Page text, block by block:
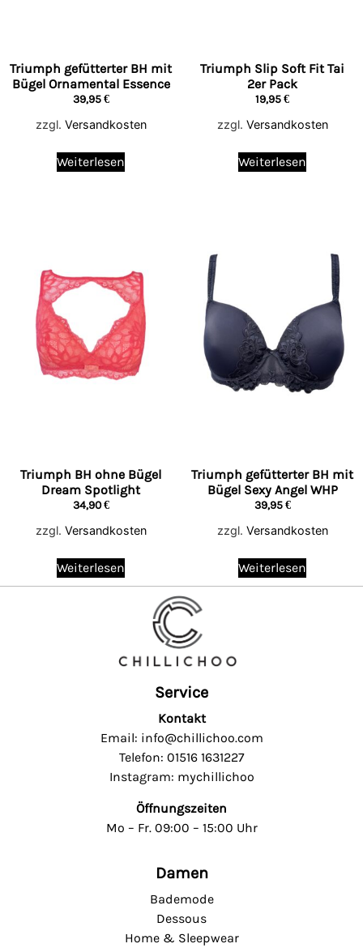
Triumph gefütterter BH mit
Bügel Ornamental Essence
39,95€
zzgl. Versandkosten
Weiterlesen
Triumph Slip Soft Fit Tai
2er Pack
19,95€
zzgl. Versandkosten
Weiterlesen
Triumph BH ohne Bügel
Dream Spotlight
34,90€
zzgl. Versandkosten
Weiterlesen
Triumph gefütterter BH mit
Bügel Sexy Angel WHP
39,95€
zzgl. Versandkosten
Weiterlesen
Service
Kontakt
Email: info@chillichoo.com
Telefon: 01516 1631227
Instagram: mychillichoo
Öffnungszeiten
Mo – Fr. 09:00 – 15:00 Uhr
Damen
Bademode
Dessous
Home & Sleepwear